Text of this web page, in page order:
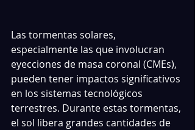
Las tormentas solares,
especialmente las que involucran
eyecciones de masa coronal (CMEs),
pueden tener impactos significativos
en los sistemas tecnológicos
terrestres. Durante estas tormentas,
el sol libera grandes cantidades de